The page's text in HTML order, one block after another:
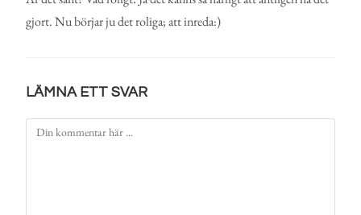
gjort. Nu börjar ju det roliga; att inreda:)
LÄMNA ETT SVAR